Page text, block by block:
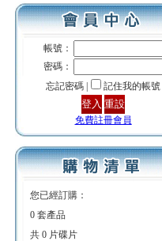
帳號：
密碼：
忘記密碼 |
記住我的帳號
免費註冊會員
您已經訂購：
0 套產品
共 0 片碟片